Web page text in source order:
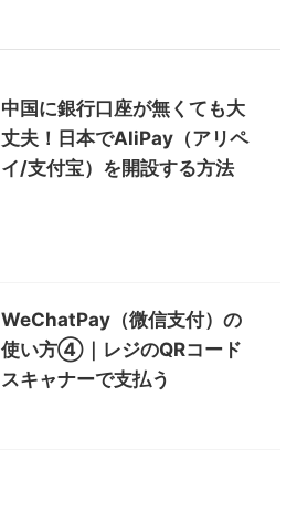
中国に銀行口座が無くても大
丈夫！日本でAliPay（アリペ
イ/支付宝）を開設する方法
WeChatPay（微信支付）の
使い方④｜レジのQRコード
スキャナーで支払う